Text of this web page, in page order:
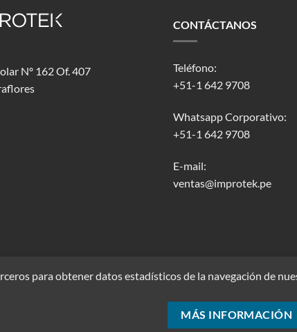
Nº 162 Of. 407
CONTÁCTANOS
Teléfono:
+51-1 642 9708
Whatsapp Corporativo:
+51-1 642 9708
E-mail:
ventas@improtek.pe
Copyright 2026 ©Improtek Corporación
para obtener datos estadísticos de la navegación de
MÁS INFORMACIÓN